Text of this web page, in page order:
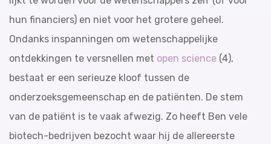
hun financiers) en niet voor het grotere geheel.
Ondanks inspanningen om wetenschappelijke
ontdekkingen te versnellen met open science (4),
bestaat er een serieuze kloof tussen de
onderzoeksgemeenschap en de patiënten. De stem
van de patiënt is te vaak afwezig. Zo heeft Ben vele
biotech-bedrijven bezocht waar hij de allereerste